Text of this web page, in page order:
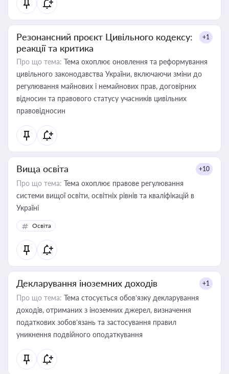
Резонансний проєкт Цивільного кодексу:
реакції та критика
+1
Про що тема: Тема охоплює оновлення та реформування
цивільного законодавства України, включаючи зміни до
регулювання майнових і немайнових прав, договірних
відносин та правового статусу учасників цивільних
правовідносин
Вища освіта +10
Про що тема: Тема охоплює правове регулювання
системи вищої освіти, освітніх рівнів та кваліфікацій в
Україні
Освіта
Декларування іноземних доходів +1
Про що тема: Тема стосується обов’язку декларування
доходів, отриманих з іноземних джерел, визначення
податкових зобов’язань та застосування правил
уникнення подвійного оподаткування